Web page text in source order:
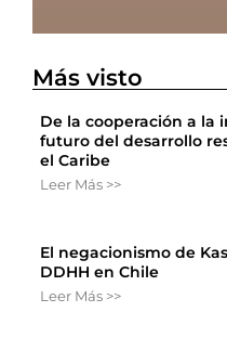
Más visto
De la cooperación a la
futuro del desarrollo
el Caribe
Leer Más >>
El negacionismo de
DDHH en Chile
Leer Más >>